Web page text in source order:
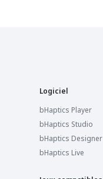
Logiciel
bHaptics Player
bHaptics Studio
bHaptics Designer
bHaptics Live